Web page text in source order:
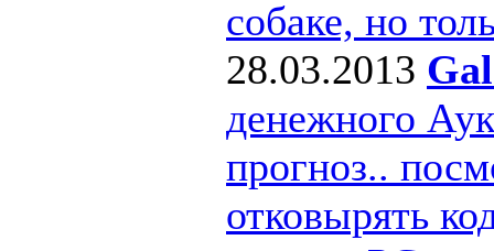
собаке, но
28.03.2013
денежного
прогноз..
отковырять